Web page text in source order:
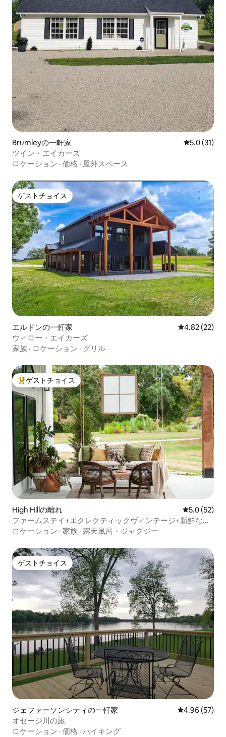
Brumleyの一軒家 レビュー31
5.0 (31)
ツイン・エイカーズ
ロケーション · 価格 · 屋外スペース
ゲストチョイス
ゲストチョイス
エルドンの一軒家 レビュー22
4.82 (22)
ウィロー・エイカーズ
家族 · ロケーション · グリル
大好評のゲストチョイスです。
ゲストチョイス
High Hillの離れ レビュー52
5.0 (52)
ファームステイ+エクレクティックヴィンテージ+新鮮な卵
+EV充電
ロケーション · 家族 · 露天風呂・ジャグジー
ゲストチョイス
ゲストチョイス
ジェファーソンシティの一軒家 レビュー57
4.96 (57)
オセージ川の旅
ロケーション · 価格 · ハイキング